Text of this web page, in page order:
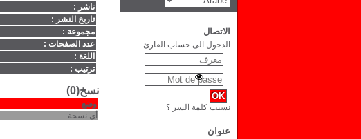
ناشر :
تاريخ النشر :
مجموعة :
عدد الصفحات :
اللغة :
ترتيب :
نسخ(0)
وضع
أي نسخة
الاتصال
الدخول الى حساب القارئ
نسيت كلمة السر ؟
عنوان